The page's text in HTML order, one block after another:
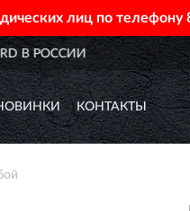
лиц по телефону
ДОСТАВИМ ПО ВСЕЙ
КОНТАКТЫ